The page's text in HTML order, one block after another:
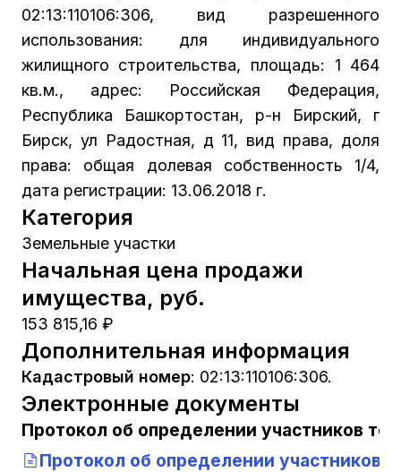
02:13:110106:306, вид разрешенного
использования: для индивидуального
жилищного строительства, площадь: 1 464
кв.м., адрес: Российская Федерация,
Республика Башкортостан, р-н Бирский, г
Бирск, ул Радостная, д 11, вид права, доля
права: общая долевая собственность 1/4,
дата регистрации: 13.06.2018 г.
Категория
Земельные участки
Начальная цена продажи
имущества, руб.
153 815,16 ₽
Дополнительная информация
Кадастровый номер: 02:13:110106:306.
Электронные документы
Протокол об определении участников
Протокол об определении участников